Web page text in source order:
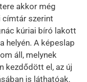
akkor még
címtár szerint
kúriai bíró lakott
helyén. A képeslap
áll, melynek
kezdődött el, az új
is láthatóak.